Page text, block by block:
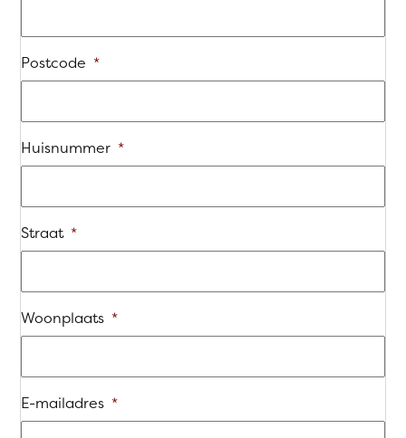
Postcode *
Huisnummer *
Straat *
Woonplaats *
E-mailadres *